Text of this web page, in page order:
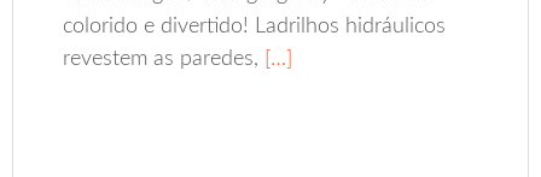
colorido e divertido! Ladrilhos hidráulicos
revestem as paredes, […]